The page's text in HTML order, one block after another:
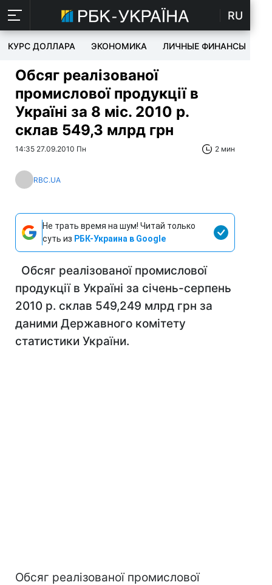
RU
КУРС ДОЛЛАРА ЭКОНОМИКА ЛИЧНЫЕ ФИНАНСЫ
Обсяг реалізованої
промислової продукції в
Україні за 8 міс. 2010 р.
склав 549,3 млрд грн
14:35 27.09.2010 Пн 2 мин
RBC.UA
Не трать время на шум! Читай только
суть из РБК-Украина в Google
Обсяг реалізованої промислової
продукції в Україні за січень-серпень
2010 р. склав 549,249 млрд грн за
даними Державного комітету
статистики України.
Обсяг реалізованої промислової